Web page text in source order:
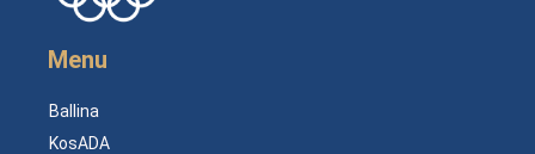
Menu
Ballina
KosADA